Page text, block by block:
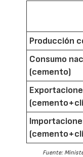
Producción
Consumo
(cemento)
Fuente: